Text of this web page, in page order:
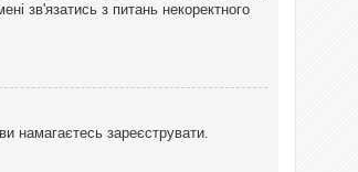
зв'язатись з питань некоректного
намагаєтесь зареєструвати.